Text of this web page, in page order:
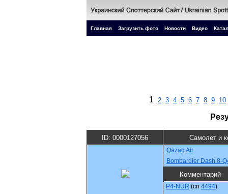
Главная Загрузить фото Новости Видео
1 2 3 4 5 6 7 8 9 10
ID: 0000127056 Самолет и
Qazaq Air
Bombardier Dash 8-
Комментарий
P4-NUR (cn 4494)